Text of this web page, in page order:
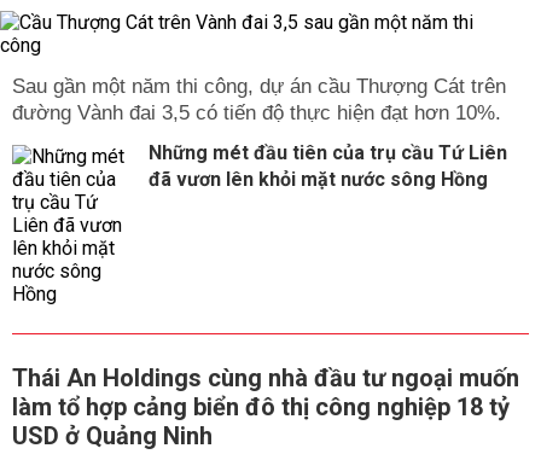
Sau gần một năm thi công, dự án cầu Thượng Cát trên
đường Vành đai 3,5 có tiến độ thực hiện đạt hơn 10%.
Những mét đầu tiên của trụ cầu Tứ Liên
đã vươn lên khỏi mặt nước sông Hồng
Thái An Holdings cùng nhà đầu tư ngoại muốn
làm tổ hợp cảng biển đô thị công nghiệp 18 tỷ
USD ở Quảng Ninh